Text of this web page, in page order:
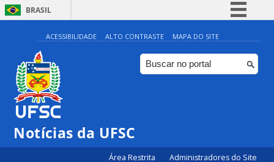
BRASIL
Simplifique!
Comunica BR
Participe
ACESSIBILIDADE ALTO CONTRASTE MAPA DO SITE
Notícias da UFSC
Área Restrita Administradores do Site